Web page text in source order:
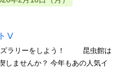
Ⅴ
ズラリーをしよう！ 昆虫館は
しませんか？ 今年もあの人気イ